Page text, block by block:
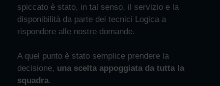
spiccato è stato, in tal senso, il servizio e la
disponibilità da parte dei tecnici Logica a
rispondere alle nostre domande.
A quel punto è stato semplice prendere la
decisione, una scelta appoggiata da tutta la
squadra.